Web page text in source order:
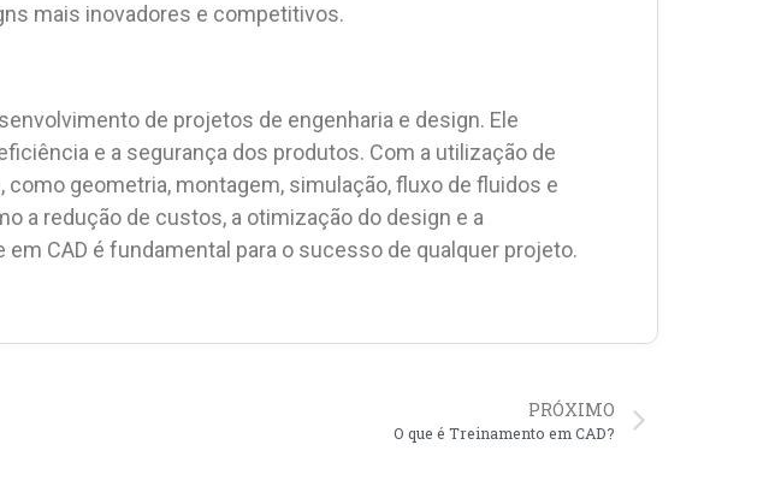
mais inovadores e competitivos.
de projetos de engenharia e design. Ele
e a segurança dos produtos. Com a utilização de
geometria, montagem, simulação, fluxo de fluidos e
a redução de custos, a otimização do design e a
CAD é fundamental para o sucesso de qualquer projeto.
PRÓXIMO
O que é Treinamento em CAD?